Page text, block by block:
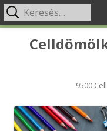
9500
Primary
Menu